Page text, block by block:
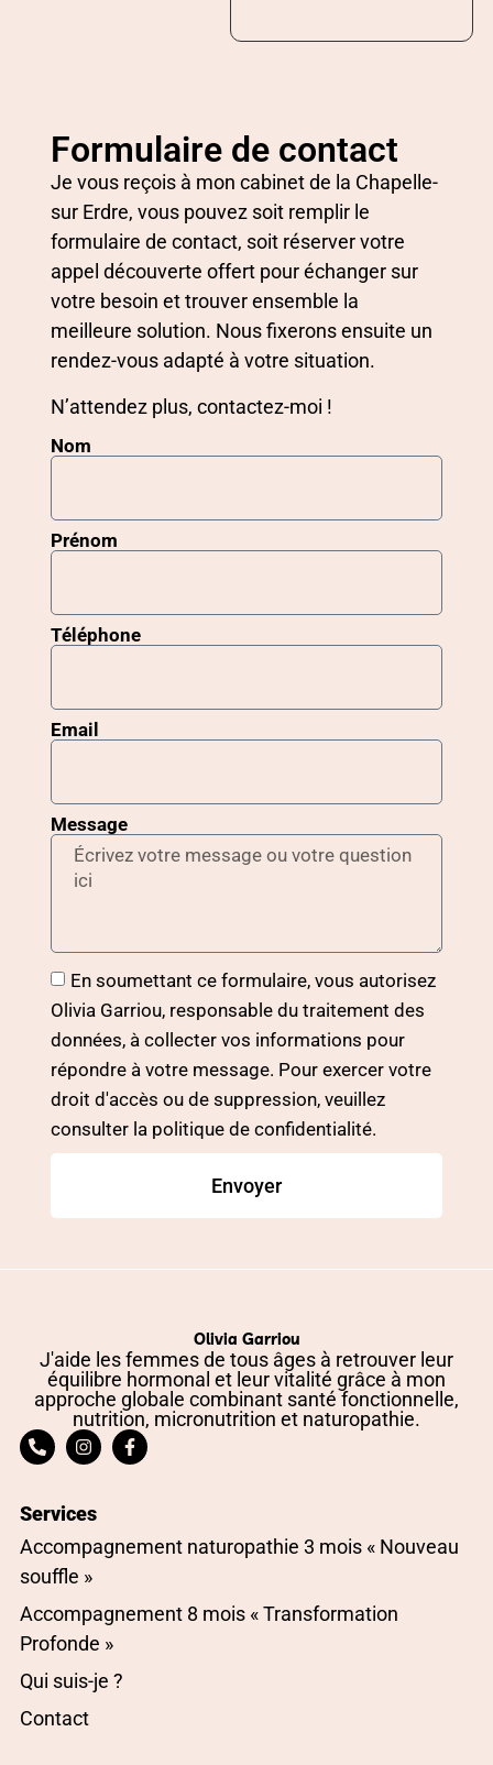
Formulaire de contact
Je vous reçois à mon cabinet de la Chapelle-
sur Erdre, vous pouvez soit remplir le
formulaire de contact, soit réserver votre
appel découverte offert pour échanger sur
votre besoin et trouver ensemble la
meilleure solution. Nous fixerons ensuite un
rendez-vous adapté à votre situation.
N’attendez plus, contactez-moi !
Nom
Prénom
Téléphone
Email
Message
En soumettant ce formulaire, vous autorisez
Olivia Garriou, responsable du traitement des
données, à collecter vos informations pour
répondre à votre message. Pour exercer votre
droit d'accès ou de suppression, veuillez
consulter la politique de confidentialité.
Envoyer
Olivia Garriou
J'aide les femmes de tous âges à retrouver leur
équilibre hormonal et leur vitalité grâce à mon
approche globale combinant santé fonctionnelle,
nutrition, micronutrition et naturopathie.
Services
Accompagnement naturopathie 3 mois « Nouveau
souffle »
Accompagnement 8 mois « Transformation
Profonde »
Qui suis-je ?
Contact